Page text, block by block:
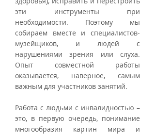
эти инструменты при
необходимости. Поэтому мы
собираем вместе и специалистов-
музейщиков, и людей с
нарушениями зрения или слуха.
Опыт совместной работы
оказывается, наверное, самым
важным для участников занятий.
Работа с людьми с инвалидностью –
это, в первую очередь, понимание
многообразия картин мира и